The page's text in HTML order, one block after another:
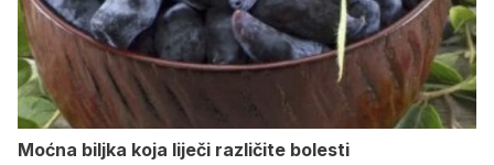
Moćna biljka koja liječi različite bolesti